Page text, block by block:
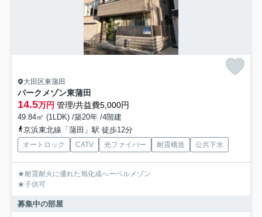
大田区東蒲田
パークメゾン東蒲田
14.5万円 管理/共益費5,000円
49.84㎡ (1LDK) /築20年 /4階建
京浜東北線「蒲田」駅 徒歩12分
オートロック CATV 光ファイバー 耐震構造 公共下水
★耐震耐火に優れた旭化成へーベルメゾン
★子供可
募集中の部屋